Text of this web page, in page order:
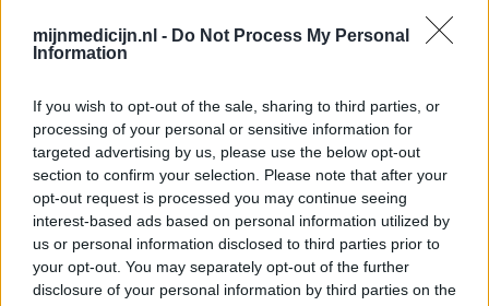
mijnmedicijn.nl - Do Not Process My Personal
Information
If you wish to opt-out of the sale, sharing to third parties, or
processing of your personal or sensitive information for
targeted advertising by us, please use the below opt-out
section to confirm your selection. Please note that after your
opt-out request is processed you may continue seeing
interest-based ads based on personal information utilized by
us or personal information disclosed to third parties prior to
your opt-out. You may separately opt-out of the further
disclosure of your personal information by third parties on the